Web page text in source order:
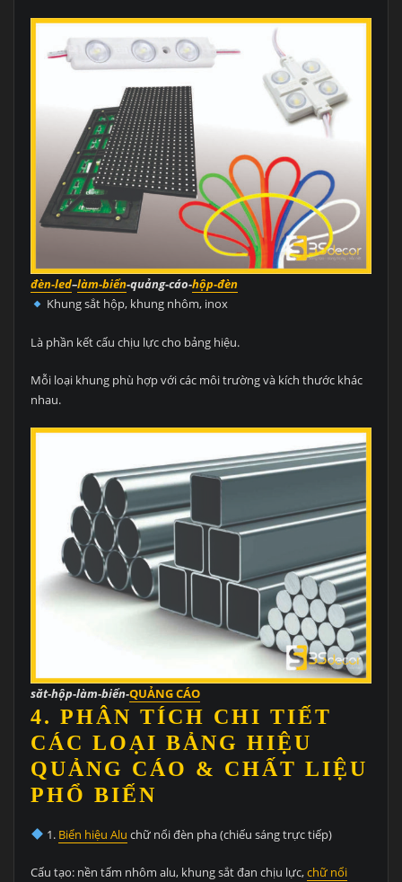
đèn-led–làm-biển-quảng-cáo-hộp-đèn
Khung sắt hộp, khung nhôm, inox
Là phần kết cấu chịu lực cho bảng hiệu.
Mỗi loại khung phù hợp với các môi trường và kích thước khác
nhau.
săt-hộp-làm-biển-QUẢNG CÁO
4. PHÂN TÍCH CHI TIẾT
CÁC LOẠI BẢNG HIỆU
QUẢNG CÁO & CHẤT LIỆU
PHỔ BIẾN
1. Biển hiệu Alu chữ nổi đèn pha (chiếu sáng trực tiếp)
Cấu tạo: nền tấm nhôm alu, khung sắt đan chịu lực,chữ nổi